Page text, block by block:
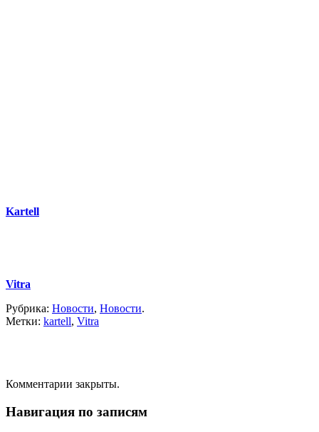
Kartell
Vitra
Рубрика: Новости, Новости.
Метки: kartell, Vitra
Комментарии закрыты.
Навигация по записям